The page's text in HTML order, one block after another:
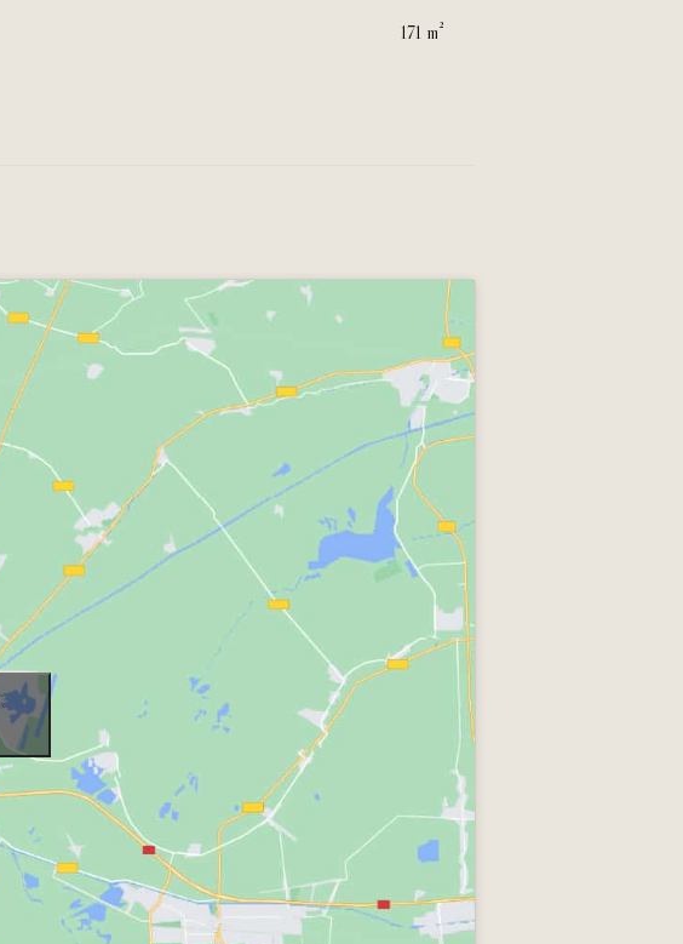
171 m²